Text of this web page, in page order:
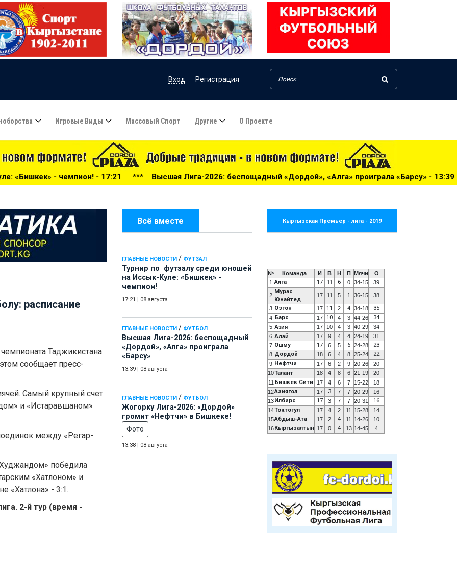
Вход Регистрация
Игровые Виды Массовый Спорт Другие О Проекте
- 17:21 ***Высшая Лига-2026: беспощадный «Дордой», «Алга» проиграла «Барсу» - 13:39 *** Жогорку Лига-
Всё вместе
ГЛАВНЫЕ НОВОСТИ / ФУТЗАЛ
Турнир по футзалу среди юношей
на Иссык-Куле: «Бишкек» -
чемпион!
17:21 08 августа
ГЛАВНЫЕ НОВОСТИ / ФУТБОЛ
Высшая Лига-2026: беспощадный
«Дордой», «Алга» проиграла
«Барсу»
13:39 08 августа
ГЛАВНЫЕ НОВОСТИ / ФУТБОЛ
Жогорку Лига-2026: «Дордой»
громит «Нефтчи» в Бишкеке!
Фото
13:38 08 августа
расписание
Таджикистана
сообщает пресс-
Самый крупный счет
и «Истаравшаном»
между «Регар-
победила
«Хатлоном» и
«Хатлона» - 3:1.
2-й тур (время -
Кыргызская Премьер - лига - 2019
№ Команда И В Н П Мячи
О
1 Алга 17 11 6 0 34-15 39
2
Мурас
Юнайтед
17 11 5 1 36-15 38
3 Озгон 17 11 2 4 34-18 35
4 Барс 17 10 4 3 44-26 34
5 Азия 17 10 4 3 40-29
34
6 Алай 17 9 4 4 24-19
31
7 Ошму 17 6 5 6 24-28 23
8 Дордой 18 6 4 8 25-24 22
9 Нефтчи 17 6 2 9 20-26
20
10Талант 18 4 8 6 21-19
20
11 Бишкек Сити 17 4 6 7 15-22
18
12Азиягол 17 3 7 7 20-29
16
13 Илбирс 17 3 7 7 20-31 16
14Токтогул 17 4 2 11 15-28
14
15Абдыш-Ата 17 2 4 11 14-26
10
16 Кыргызалтын 17 0 4 13 14-45 4